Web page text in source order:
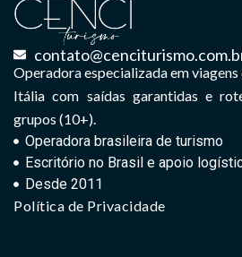
Operadora especializada em
Itália com saídas garantidas e
grupos (10+).
Operadora brasileira de turismo
Escritório no Brasil e apoio
Desde 2011
Política de Privacidade